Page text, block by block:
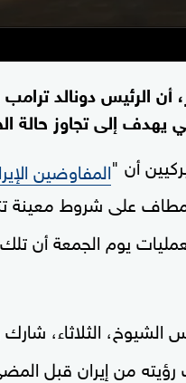
الرئيس دونالد
يهدف إلى تجاوز
أن "المفاوضين
على شروط معينة
يوم الجمعة أن تلك
الثلاثاء، شارك
من إيران قبل